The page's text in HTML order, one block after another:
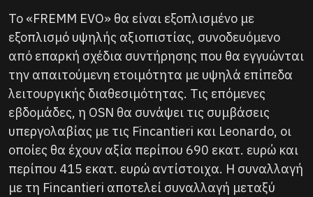
Το «FREMM EVO» θα είναι εξοπλισμένο με
εξοπλισμό υψηλής αξιοπιστίας, συνοδευόμενο
από επαρκή σχέδια συντήρησης που θα εγγυώνται
την απαιτούμενη ετοιμότητα με υψηλά επίπεδα
λειτουργικής διαθεσιμότητας. Τις επόμενες
εβδομάδες, η OSN θα συνάψει τις συμβάσεις
υπεργολαβίας με τις Fincantieri και Leonardo, οι
οποίες θα έχουν αξία περίπου 690 εκατ. ευρώ και
περίπου 415 εκατ. ευρώ αντίστοιχα. Η συναλλαγή
με τη Fincantieri αποτελεί συναλλαγή μεταξύ